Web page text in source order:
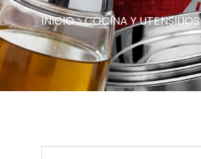
INICIO COCINA Y UTENSILIOS